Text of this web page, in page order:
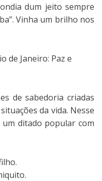
dum jeito sempre
Vinha um brilho nos
de Janeiro: Paz e
de sabedoria criadas
da vida. Nesse
ditado popular com